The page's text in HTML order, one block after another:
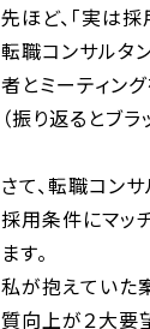
先ほど、「実は
転職コンサルタ
者とミーティン
（振り返るとブラ
さて、転職コン
採用条件にマッ
ます。
私が抱えていた
質向上が２大要